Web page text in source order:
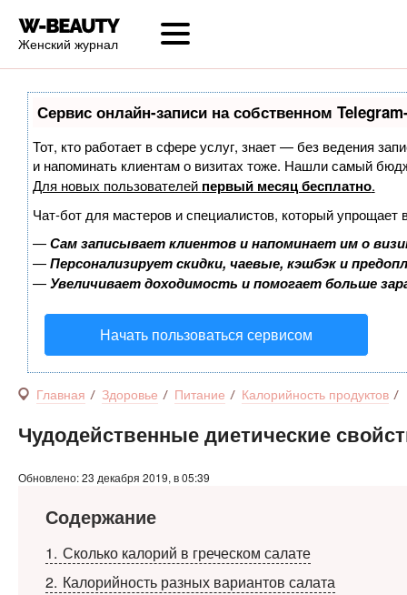
Женский журнал
Сервис онлайн-записи на собственном
Тот, кто работает в сфере услуг, знает — без ведения
и напоминать клиентам о визитах тоже. Нашли самый
Для новых пользователей первый месяц бесплатно.
Чат-бот для мастеров и специалистов, который упрощает
—Сам записывает клиентов и напоминает им о
—Персонализирует скидки, чаевые, кэшбэк и
—Увеличивает доходимость и помогает больше
Начать пользоваться сервисом
Главная Здоровье Питание Калорийность продуктов
Чудодейственные диетические
Обновлено: 23 декабря 2019, в 05:39
Содержание
1 Сколько калорий в греческом салате
2 Калорийность разных вариантов салата